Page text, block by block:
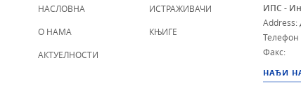
НАСЛОВНА
О НАМА
АКТУЕЛНОСТИ
ИСТРАЖИВАЧИ
КЊИГЕ
ИПС -
Address:
Телефон
Факс:
НАЂИ